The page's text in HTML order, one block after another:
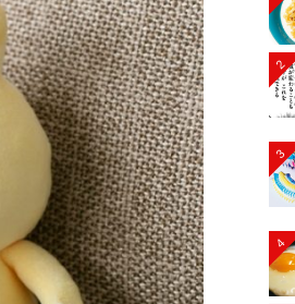
2
3
4